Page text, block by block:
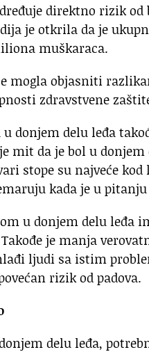
direktno rizik
je otkrila da je
muškaraca.
mogla objasniti
zdravstvene
u donjem delu leđa
mit da je bol u
stope su najveće
kada je u
u donjem delu
je manja
ljudi sa istim
rizik od padova.
delu leđa,